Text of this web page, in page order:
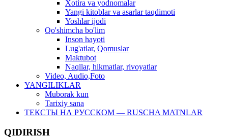
Xotira va yodnomalar
Yangi kitoblar va asarlar taqdimoti
Yoshlar ijodi
Qo'shimcha bo'lim
Inson hayoti
Lug'atlar, Qomuslar
Maktubot
Naqllar, hikmatlar, rivoyatlar
Video, Audio,Foto
YANGILIKLAR
Muborak kun
Tarixiy sana
ТЕКСТЫ НА РУССКОМ — RUSCHA MATNLAR
QIDIRISH